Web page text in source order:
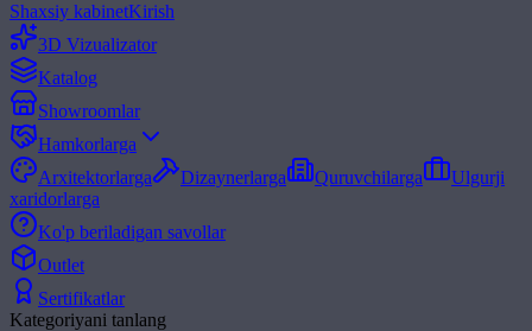
Shaxsiy kabinetKirish
3D Vizualizator
Katalog
Showroomlar
Hamkorlarga
Arxitektorlarga
Dizaynerlarga Quruvchilarga
Ulgurji
xaridorlarga
Ko'p beriladigan savollar
Outlet
Sertifikatlar
Kategoriyani tanlang